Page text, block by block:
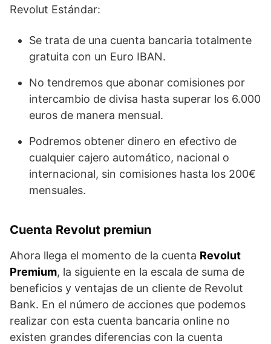
Revolut Estándar:
Se trata de una cuenta bancaria totalmente
gratuita con un Euro IBAN.
No tendremos que abonar comisiones por
intercambio de divisa hasta superar los 6.000
euros de manera mensual.
Podremos obtener dinero en efectivo de
cualquier cajero automático, nacional o
internacional, sin comisiones hasta los 200€
mensuales.
Cuenta Revolut premiun
Ahora llega el momento de la cuenta Revolut
Premium, la siguiente en la escala de suma de
beneficios y ventajas de un cliente de Revolut
Bank. En el número de acciones que podemos
realizar con esta cuenta bancaria online no
existen grandes diferencias con la cuenta